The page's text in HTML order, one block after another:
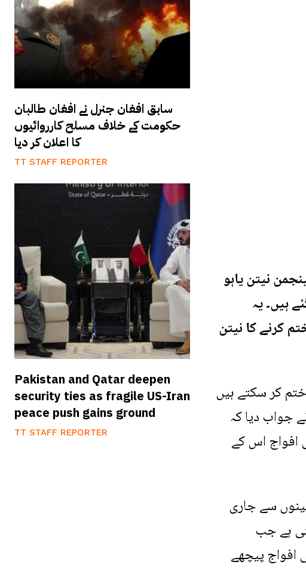
سابق افغان جنرل نے افغان طالبان
حکومت کے خلاف مسلح کارروائیوں
کا اعلان کر دیا
TT STAFF REPORTER
Pakistan and Qatar deepen
security ties as fragile US-Iran
peace push gains ground
TT STAFF REPORTER
نیتن یاہو
ہیں۔ یہ
کرنے کا نیتن
کر سکتے ہیں
جواب دیا کہ
افواج اس کے
سے جاری
ہے جب
افواج پیچھے